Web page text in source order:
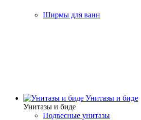
Ширмы для ванн
Унитазы и биде
Унитазы и биде
Подвесные унитазы